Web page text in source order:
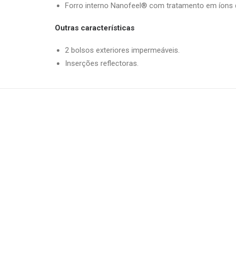
Forro interno Nanofeel® com tratamento em íons
Outras características
2 bolsos exteriores impermeáveis.
Inserções reflectoras.